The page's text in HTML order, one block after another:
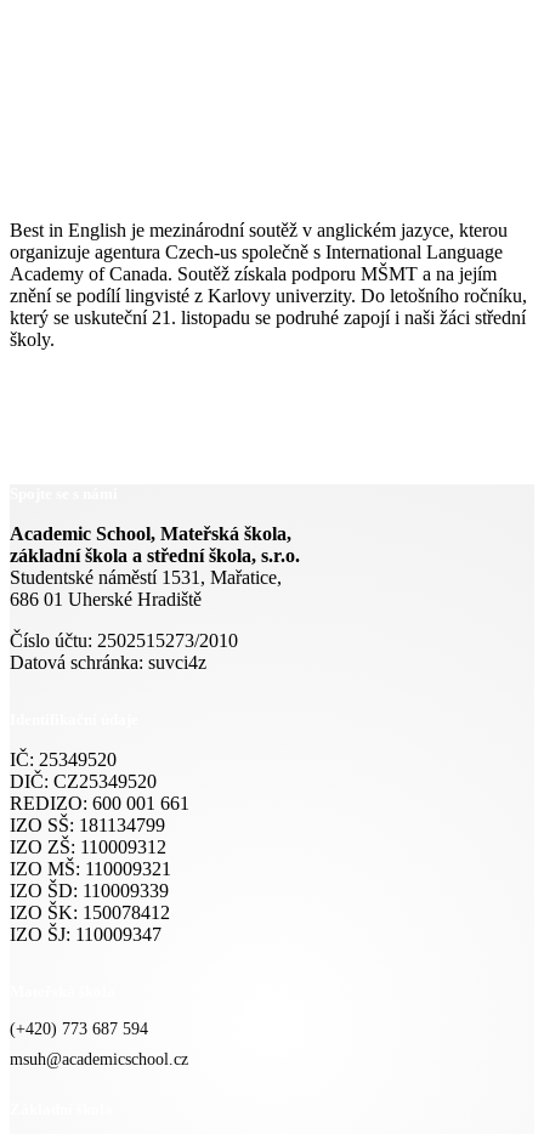
Best in English je mezinárodní soutěž v anglickém jazyce, kterou
organizuje agentura Czech-us společně s International Language
Academy of Canada. Soutěž získala podporu MŠMT a na jejím
znění se podílí lingvisté z Karlovy univerzity. Do letošního ročníku,
který se uskuteční 21. listopadu se podruhé zapojí i naši žáci střední
školy.
Academic School, Mateřská škola,
základní škola a střední škola, s.r.o.
Studentské náměstí 1531, Mařatice,
686 01 Uherské Hradiště
Číslo účtu: 2502515273/2010
Datová schránka: suvci4z
IČ: 25349520
DIČ: CZ25349520
REDIZO: 600 001 661
IZO SŠ: 181134799
IZO ZŠ: 110009312
IZO MŠ: 110009321
IZO ŠD: 110009339
IZO ŠK: 150078412
IZO ŠJ: 110009347
(+420) 773 687 594
msuh@academicschool.cz